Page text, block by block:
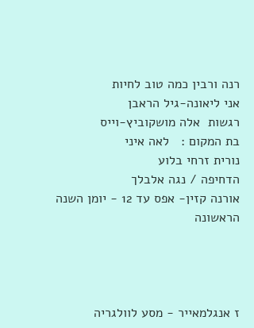
רנה ורבין כמה טוב לחיות
אני ליאונה-גיל הראבן
רגשות  אלה מושקוביץ-וייס
בת המקום :   לאה איני
נורית זרחי בלוע
הדחיפה / נגה אלבלך
אורנה קזין- אפס עד 12 - יומן השנה
הראשונה
ז אנגלמאייר - מסע לוולגריה